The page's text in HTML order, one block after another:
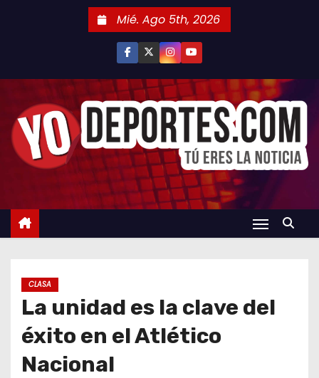
n
Mié. Ago 5th, 2026
CLASA
La unidad es la clave del
éxito en el Atlético
Nacional